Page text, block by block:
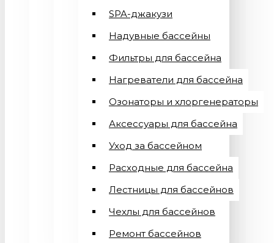
SPA-джакузи
Надувные бассейны
Фильтры для бассейна
Нагреватели для бассейна
Озонаторы и хлоргенераторы
Аксессуары для бассейна
Уход за бассейном
Расходные для бассейна
Лестницы для бассейнов
Чехлы для бассейнов
Ремонт бассейнов